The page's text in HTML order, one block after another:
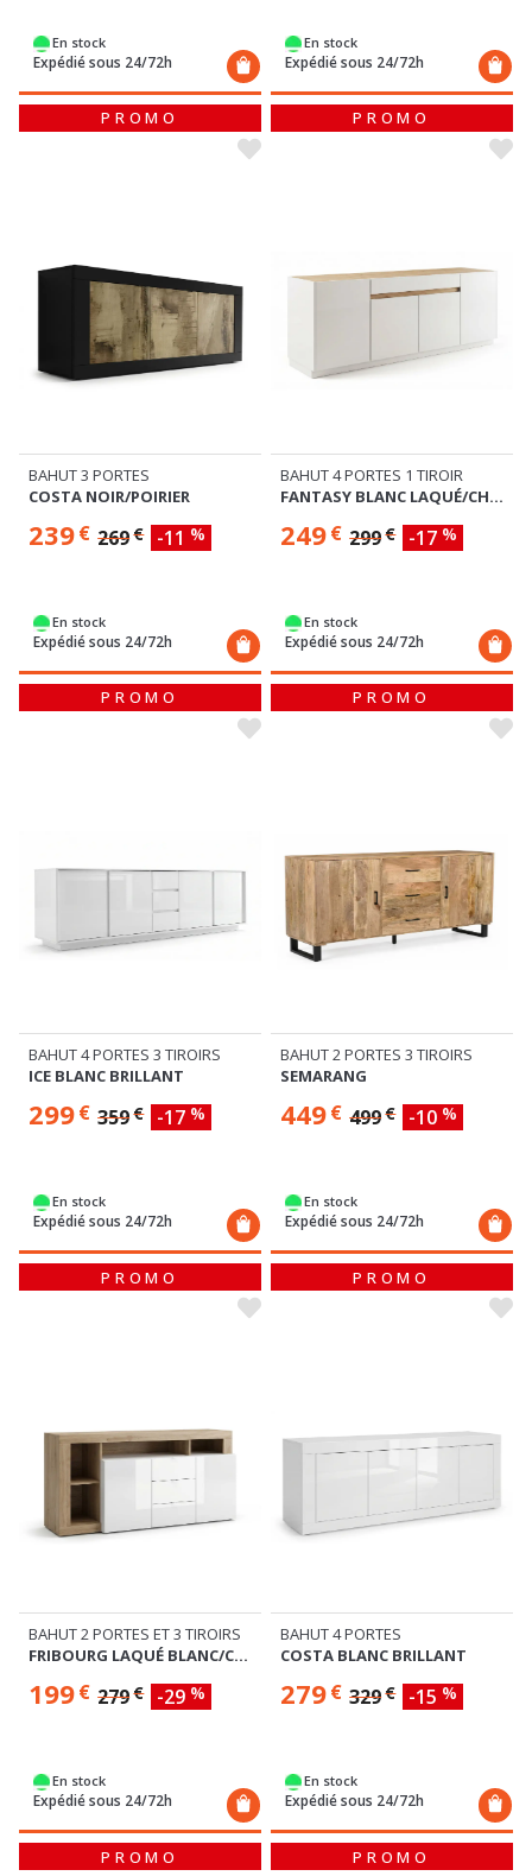
En stock
Expédié sous 24/72h
En stock
Expédié sous 24/72h
PROMO
BAHUT 3 PORTES
COSTA NOIR/POIRIER
239€ 269€ -11 %
En stock
Expédié sous 24/72h
PROMO
BAHUT 4 PORTES 1 TIROIR
FANTASY BLANC LAQUÉ/CHENE CADIZ
249€ 299€ -17 %
En stock
Expédié sous 24/72h
PROMO
BAHUT 4 PORTES 3 TIROIRS
ICE BLANC BRILLANT
299€ 359€ -17 %
En stock
Expédié sous 24/72h
PROMO
BAHUT 2 PORTES 3 TIROIRS
SEMARANG
449€ 499€ -10 %
En stock
Expédié sous 24/72h
PROMO
BAHUT 2 PORTES ET 3 TIROIRS
FRIBOURG LAQUÉ BLANC/CHENE
199€ 279€ -29 %
En stock
Expédié sous 24/72h
PROMO
BAHUT 4 PORTES
COSTA BLANC BRILLANT
279€ 329€ -15 %
En stock
Expédié sous 24/72h
PROMO PROMO